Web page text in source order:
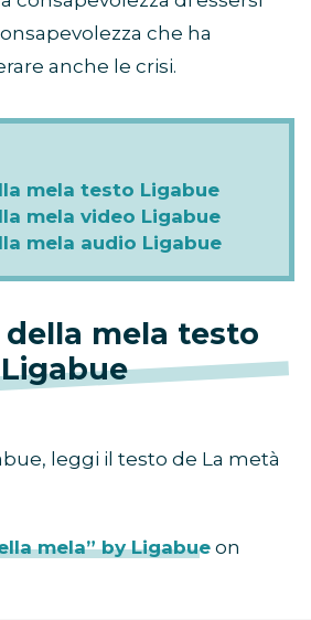
che ha
anche le crisi.
mela testo Ligabue
mela video Ligabue
mela audio Ligabue
della mela testo
Ligabue
leggi il testo de La metà
mela” by Ligabue on